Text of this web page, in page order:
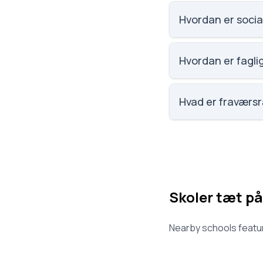
Email: Agedrup-
5320 Agedrup.
Hvordan er
Social trivsel på
elevernes egne
Hvordan er
Faglig trivsel på
elevernes egne
Hvad er
Skoler tæt på
Nearby schools